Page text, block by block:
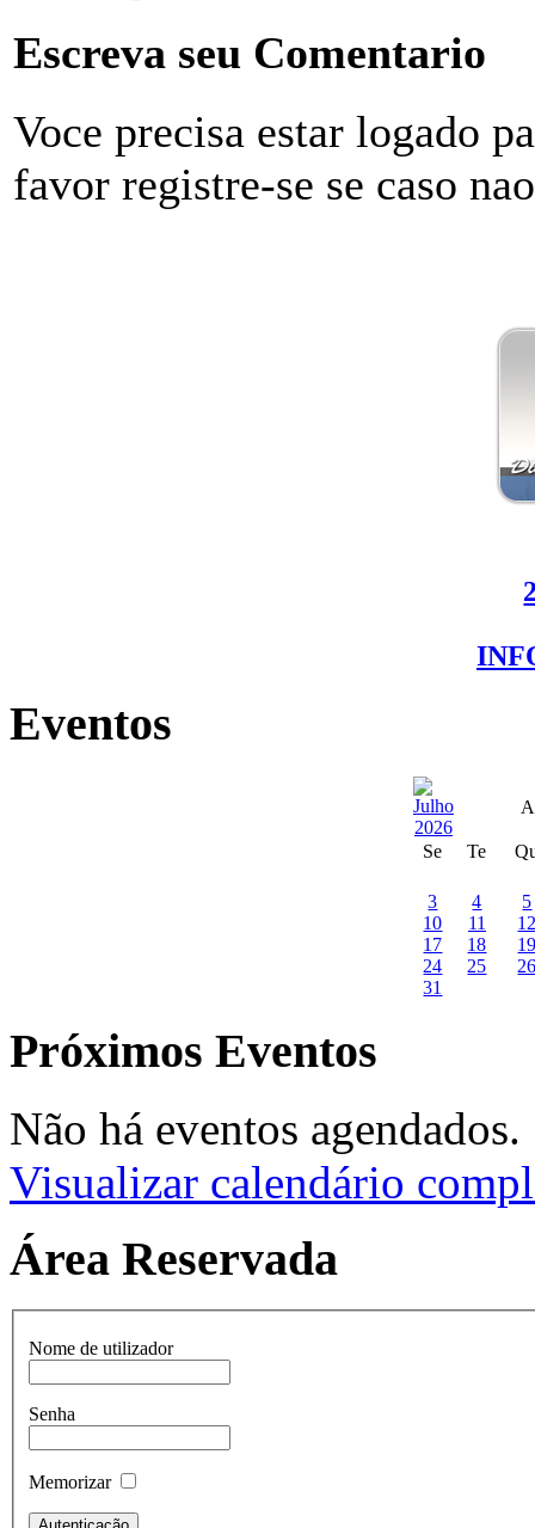
Escreva seu Comentario
Voce precisa estar logado
favor registre-se se caso
Eventos
Se Te
3 4
5
10
11
17
18
24
25
31
Próximos Eventos
Não há eventos agendados.
Visualizar calendário
Área Reservada
Nome de utilizador
Senha
Memorizar